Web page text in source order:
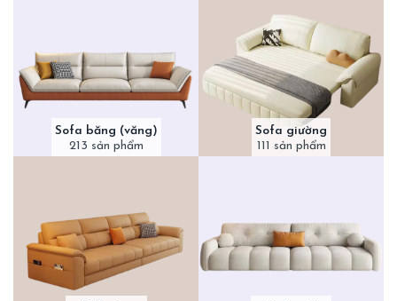
Sofa băng (văng)
213 sản phẩm
Sofa giường
111 sản phẩm